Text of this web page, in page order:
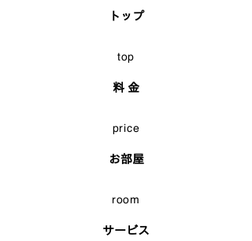
トップ
top
料 金
price
お部屋
room
サービス